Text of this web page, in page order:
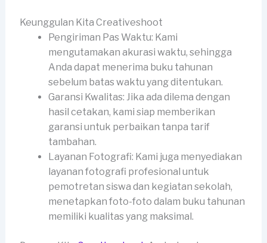
Keunggulan Kita Creativeshoot
Pengiriman Pas Waktu: Kami
mengutamakan akurasi waktu, sehingga
Anda dapat menerima buku tahunan
sebelum batas waktu yang ditentukan.
Garansi Kwalitas: Jika ada dilema dengan
hasil cetakan, kami siap memberikan
garansi untuk perbaikan tanpa tarif
tambahan.
Layanan Fotografi: Kami juga menyediakan
layanan fotografi profesional untuk
pemotretan siswa dan kegiatan sekolah,
menetapkan foto-foto dalam buku tahunan
memiliki kualitas yang maksimal.